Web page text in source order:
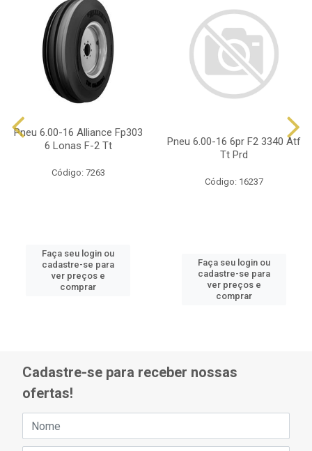
Pneu 6.00-16 Alliance Fp303
6 Lonas F-2 Tt
Código: 7263
Faça seu login ou
cadastre-se para
ver preços e
comprar
Pneu 6.00-16 6pr F2 3340 Atf
Tt Prd
Código: 16237
Faça seu login ou
cadastre-se para
ver preços e
comprar
Cadastre-se para receber nossas
ofertas!